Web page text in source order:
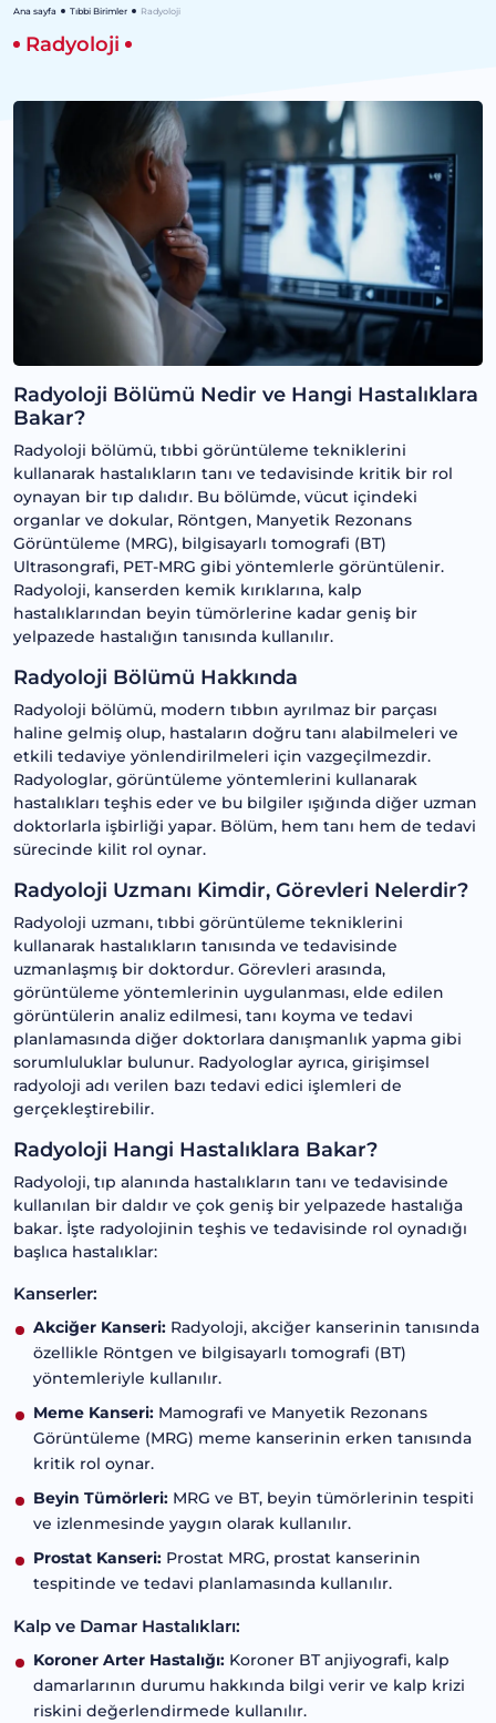
Ana sayfa Tıbbi Birimler Radyoloji
Radyoloji
Radyoloji Bölümü Nedir ve Hangi Hastalıklara
Bakar?
Radyoloji bölümü, tıbbi görüntüleme tekniklerini
kullanarak hastalıkların tanı ve tedavisinde kritik bir rol
oynayan bir tıp dalıdır. Bu bölümde, vücut içindeki
organlar ve dokular, Röntgen, Manyetik Rezonans
Görüntüleme (MRG), bilgisayarlı tomografi (BT)
Ultrasongrafi, PET-MRG gibi yöntemlerle görüntülenir.
Radyoloji, kanserden kemik kırıklarına, kalp
hastalıklarından beyin tümörlerine kadar geniş bir
yelpazede hastalığın tanısında kullanılır.
Radyoloji Bölümü Hakkında
Radyoloji bölümü, modern tıbbın ayrılmaz bir parçası
haline gelmiş olup, hastaların doğru tanı alabilmeleri ve
etkili tedaviye yönlendirilmeleri için vazgeçilmezdir.
Radyologlar, görüntüleme yöntemlerini kullanarak
hastalıkları teşhis eder ve bu bilgiler ışığında diğer uzman
doktorlarla işbirliği yapar. Bölüm, hem tanı hem de tedavi
sürecinde kilit rol oynar.
Radyoloji Uzmanı Kimdir, Görevleri Nelerdir?
Radyoloji uzmanı, tıbbi görüntüleme tekniklerini
kullanarak hastalıkların tanısında ve tedavisinde
uzmanlaşmış bir doktordur. Görevleri arasında,
görüntüleme yöntemlerinin uygulanması, elde edilen
görüntülerin analiz edilmesi, tanı koyma ve tedavi
planlamasında diğer doktorlara danışmanlık yapma gibi
sorumluluklar bulunur. Radyologlar ayrıca, girişimsel
radyoloji adı verilen bazı tedavi edici işlemleri de
gerçekleştirebilir.
Radyoloji Hangi Hastalıklara Bakar?
Radyoloji, tıp alanında hastalıkların tanı ve tedavisinde
kullanılan bir daldır ve çok geniş bir yelpazede hastalığa
bakar. İşte radyolojinin teşhis ve tedavisinde rol oynadığı
başlıca hastalıklar:
Kanserler:
Akciğer Kanseri: Radyoloji, akciğer kanserinin tanısında
özellikle Röntgen ve bilgisayarlı tomografi (BT)
yöntemleriyle kullanılır.
Meme Kanseri: Mamografi ve Manyetik Rezonans
Görüntüleme (MRG) meme kanserinin erken tanısında
kritik rol oynar.
Beyin Tümörleri: MRG ve BT, beyin tümörlerinin tespiti
ve izlenmesinde yaygın olarak kullanılır.
Prostat Kanseri: Prostat MRG, prostat kanserinin
tespitinde ve tedavi planlamasında kullanılır.
Kalp ve Damar Hastalıkları:
Koroner Arter Hastalığı: Koroner BT anjiyografi, kalp
damarlarının durumu hakkında bilgi verir ve kalp krizi
riskini değerlendirmede kullanılır.